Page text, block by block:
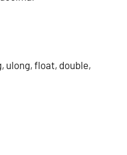
ulong, float, double,